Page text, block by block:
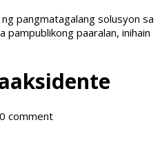
pangmatagalang solusyon sa
pampublikong paaralan, inihain
0 comment